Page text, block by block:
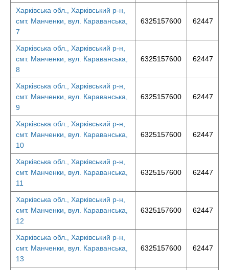
Харківська обл., Харківський р-н,
смт. Манченки, вул. Караванська,
7
6325157600 62447
Харківська обл., Харківський р-н,
смт. Манченки, вул. Караванська,
8
6325157600 62447
Харківська обл., Харківський р-н,
смт. Манченки, вул. Караванська,
9
6325157600 62447
Харківська обл., Харківський р-н,
смт. Манченки, вул. Караванська,
10
6325157600 62447
Харківська обл., Харківський р-н,
смт. Манченки, вул. Караванська,
11
6325157600 62447
Харківська обл., Харківський р-н,
смт. Манченки, вул. Караванська,
12
6325157600 62447
Харківська обл., Харківський р-н,
смт. Манченки, вул. Караванська,
13
6325157600 62447